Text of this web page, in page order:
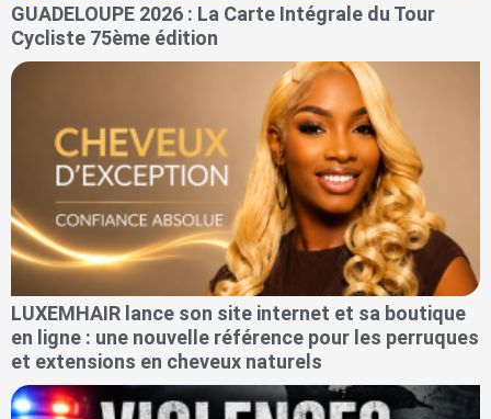
GUADELOUPE 2026 : La Carte Intégrale du Tour
Cycliste 75ème édition
LUXEMHAIR lance son site internet et sa boutique
en ligne : une nouvelle référence pour les perruques
et extensions en cheveux naturels